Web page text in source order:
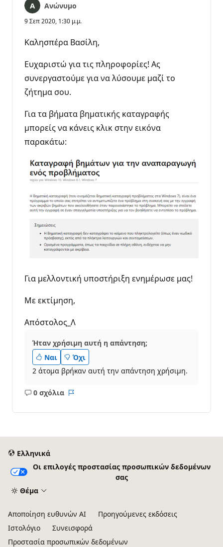
Ανώνυμο
9 Σεπ 2020, 1:30 μ.μ.
Καλησπέρα Βασίλη,
Ευχαριστώ για τις πληροφορίες! Ας
συνεργαστούμε για να λύσουμε μαζί το
ζήτημα σου.
Για τα βήματα βηματικής καταγραφής
μπορείς να κάνεις κλικ στην εικόνα
παρακάτω:
Για μελλοντική υποστήριξη ενημέρωσε μας!
Με εκτίμηση,
Απόστολος_Λ
Ήταν χρήσιμη αυτή η απάντηση;
Ναι
Όχι
2 άτομα βρήκαν αυτή την απάντηση χρήσιμη.
0 σχόλια
ΚανέναΑναφορά
Ελληνικά
Οι επιλογές προστασίας προσωπικών δεδομένων
σας
Θέμα
Αποποίηση ευθυνών AI
Προηγούμενες εκδόσεις
Ιστολόγιο
Συνεισφορά
Προστασία προσωπικών δεδομένων